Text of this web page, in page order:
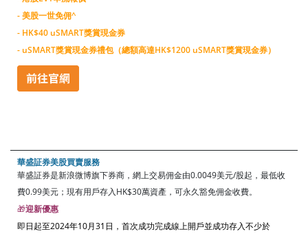
- 美股一世免佣^
- HK$40 uSMART獎賞現金券
- uSMART獎賞現金券禮包（總額高達HK$1200 uSMART獎賞現金券）
華盛証券美股買賣服務
華盛証券是新浪微博旗下券商，網上交易佣金由0.0049美元/股起，最低收
費0.99美元；現有用戶存入HK$30萬資產，可永久豁免佣金收費。
🎁迎新優惠
即日起至2024年10月31日，首次成功完成線上開戶並成功存入不少於